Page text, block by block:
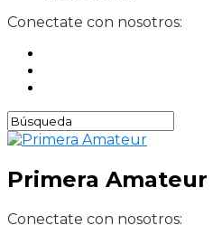
Conectate con nosotros:
Primera Amateur
Conectate con nosotros: